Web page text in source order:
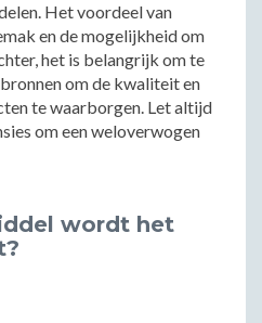
Het voordeel van
en de mogelijkheid om
het is belangrijk om te
om de kwaliteit en
te waarborgen. Let altijd
om een weloverwogen
wordt het